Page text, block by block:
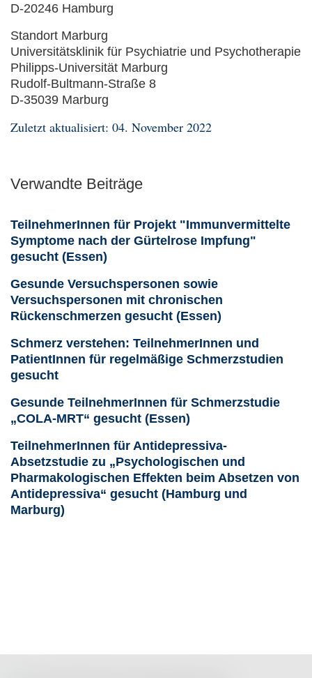
D-20246 Hamburg
Standort Marburg
Universitätsklinik für Psychiatrie und Psychotherapie
Philipps-Universität Marburg
Rudolf-Bultmann-Straße 8
D-35039 Marburg
Zuletzt aktualisiert: 04. November 2022
Verwandte Beiträge
TeilnehmerInnen für Projekt "Immunvermittelte
Symptome nach der Gürtelrose Impfung"
gesucht (Essen)
Gesunde Versuchspersonen sowie
Versuchspersonen mit chronischen
Rückenschmerzen gesucht (Essen)
Schmerz verstehen: TeilnehmerInnen und
PatientInnen für regelmäßige Schmerzstudien
gesucht
Gesunde TeilnehmerInnen für Schmerzstudie
„COLA-MRT“ gesucht (Essen)
TeilnehmerInnen für Antidepressiva-
Absetzstudie zu „Psychologischen und
Pharmakologischen Effekten beim Absetzen von
Antidepressiva“ gesucht (Hamburg und
Marburg)